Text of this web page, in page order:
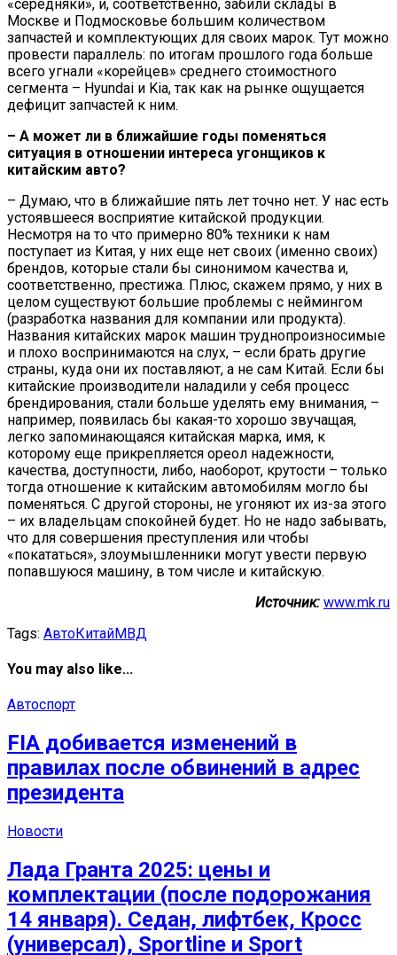
«середняки», и, соответственно, забили склады в
Москве и Подмосковье большим количеством
запчастей и комплектующих для своих марок. Тут можно
провести параллель: по итогам прошлого года больше
всего угнали «корейцев» среднего стоимостного
сегмента – Hyundai и Kia, так как на рынке ощущается
дефицит запчастей к ним.
– А может ли в ближайшие годы поменяться
ситуация в отношении интереса угонщиков к
китайским авто?
– Думаю, что в ближайшие пять лет точно нет. У нас есть
устоявшееся восприятие китайской продукции.
Несмотря на то что примерно 80% техники к нам
поступает из Китая, у них еще нет своих (именно своих)
брендов, которые стали бы синонимом качества и,
соответственно, престижа. Плюс, скажем прямо, у них в
целом существуют большие проблемы с неймингом
(разработка названия для компании или продукта).
Названия китайских марок машин труднопроизносимые
и плохо воспринимаются на слух, – если брать другие
страны, куда они их поставляют, а не сам Китай. Если бы
китайские производители наладили у себя процесс
брендирования, стали больше уделять ему внимания, –
например, появилась бы какая-то хорошо звучащая,
легко запоминающаяся китайская марка, имя, к
которому еще прикрепляется ореол надежности,
качества, доступности, либо, наоборот, крутости – только
тогда отношение к китайским автомобилям могло бы
поменяться. С другой стороны, не угоняют их из-за этого
– их владельцам спокойней будет. Но не надо забывать,
что для совершения преступления или чтобы
«покататься», злоумышленники могут увести первую
попавшуюся машину, в том числе и китайскую.
Источник: www.mk.ru
Tags: АвтоКитайМВД
You may also like...
Автоспорт
FIA добивается изменений в
правилах после обвинений в адрес
президента
Новости
Лада Гранта 2025: цены и
комплектации (после подорожания
14 января). Cедан, лифтбек, Кросс
(универсал), Sportline и Sport